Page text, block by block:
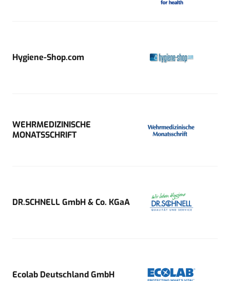
Hygiene-Shop.com
WEHRMEDIZINISCHE
MONATSSCHRIFT
DR.SCHNELL GmbH & Co. KGaA
Ecolab Deutschland GmbH